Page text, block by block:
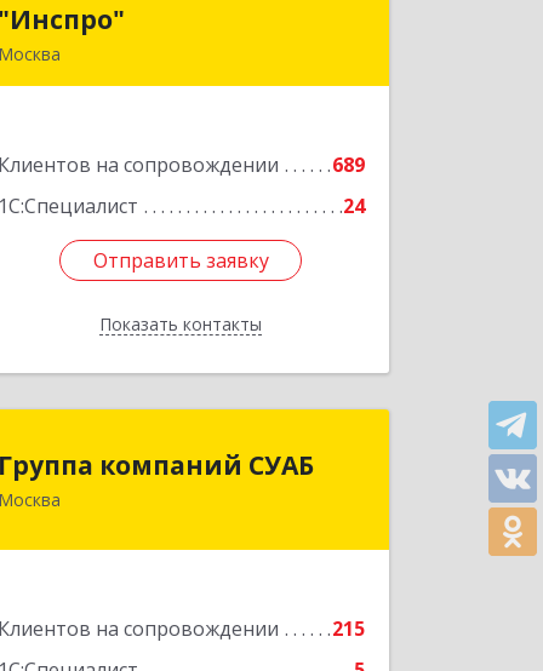
"Инспро"
Москва
Клиентов на сопровождении
689
1С:Специалист
24
Отправить заявку
Показать контакты
Подробнее
Отправить заявку
Назад
Группа компаний СУАБ
Москва
Клиентов на сопровождении
215
Группа компаний СУАБ
105082, Москва г, Почтовая Б. ул, дом